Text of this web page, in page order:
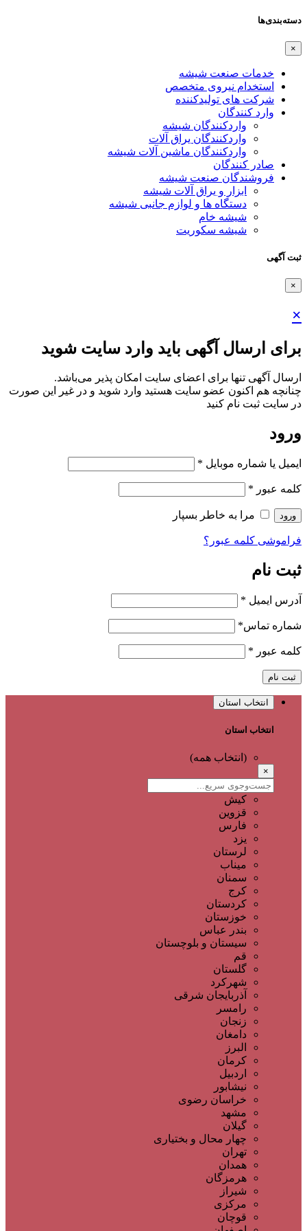
دسته‌بندی‌ها
×
خدمات صنعت شیشه
استخدام نیروی متخصص
شرکت های تولیدکننده
وارد کنندگان
واردکنندگان شیشه
واردکنندگان یراق آلات
واردکنندگان ماشین آلات شیشه
صادر کنندگان
فروشندگان صنعت شیشه
ابزار و یراق آلات شیشه
دستگاه ها و لوازم جانبی شیشه
شیشه خام
شیشه سکوریت
ثبت آگهی
×
×
برای ارسال آگهی باید وارد سایت شوید
ارسال آگهی تنها برای اعضای سایت امکان پذیر می‌باشد.
چنانچه هم‌ اکنون عضو سایت هستید وارد شوید و در غیر این صورت
در سایت ثبت نام کنید
ورود
ایمیل یا شماره موبایل *
کلمه عبور *
ورود مرا به خاطر بسپار
فراموشی کلمه عبور؟
ثبت نام
آدرس ایمیل *
شماره تماس*
کلمه عبور *
ثبت نام
انتخاب استان
انتخاب استان
(انتخاب همه)
×
کیش
قزوین
فارس
یزد
لرستان
میناب
سمنان
کرج
کردستان
خوزستان
بندر عباس
سیستان و بلوچستان
قم
گلستان
شهرکرد
آذربایجان شرقی
رامسر
زنجان
دامغان
البرز
کرمان
اردبیل
نیشابور
خراسان رضوی
مشهد
گیلان
چهار محال و بختیاری
تهران
همدان
هرمزگان
شیراز
مرکزی
قوچان